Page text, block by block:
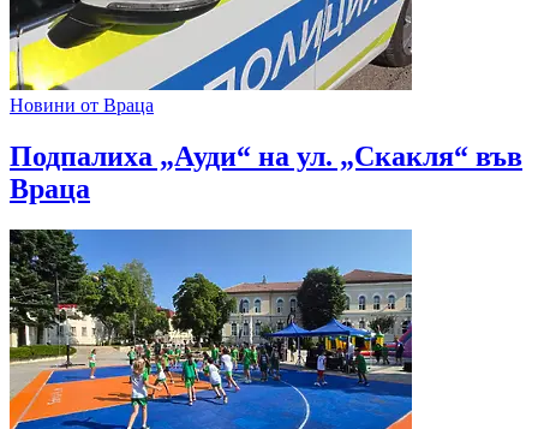
Новини от Враца
Подпалиха „Ауди“ на ул. „Скакля“ във
Враца